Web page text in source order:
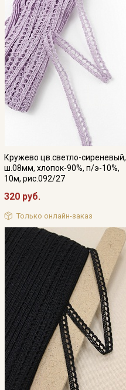
Кружево цв.светло-сиреневый,
ш.08мм, хлопок-90%, п/э-10%,
10м, рис.092/27
320 руб.
Только онлайн-заказ